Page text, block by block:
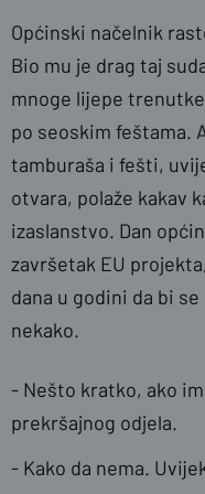
Telegram.hr
Općinski načelnik
Bio mu je drag taj
mnoge lijepe
po seoskim feštama.
tamburaša i fešti,
otvara, polaže kakav
izaslanstvo. Dan
završetak EU
dana u godini da bi
nekako.
- Nešto kratko, ako
prekršajnog odjela.
- Kako da nema.